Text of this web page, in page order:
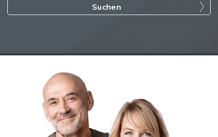
Suchen